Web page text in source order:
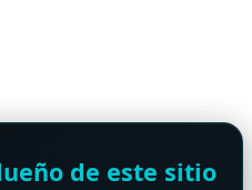
de este sitio